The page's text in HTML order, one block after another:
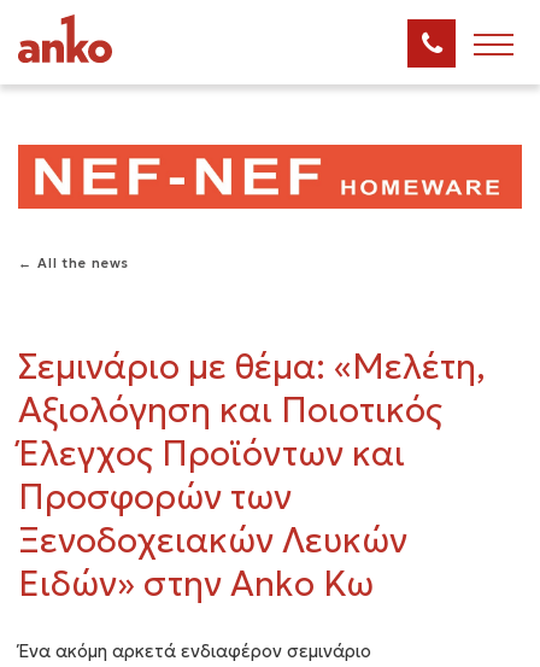
← All the news
Σεμινάριο με θέμα: «Μελέτη,
Αξιολόγηση και Ποιοτικός
Έλεγχος Προϊόντων και
Προσφορών των
Ξενοδοχειακών Λευκών
Ειδών» στην Anko Κω
Ένα ακόμη αρκετά ενδιαφέρον σεμινάριο